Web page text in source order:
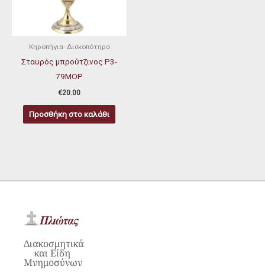
Κηροπήγια- Δισκοπότηρο
Σταυρός μπρούτζινος P3-
79ΜΟΡ
€20.00
Προσθήκη στο καλάθι
Διακοσμητικά
και Είδη
Μνημοσύνων